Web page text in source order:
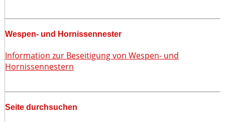
Wespen- und Hornissennester
Information zur Beseitigung von Wespen- und
Hornissennestern
Seite durchsuchen